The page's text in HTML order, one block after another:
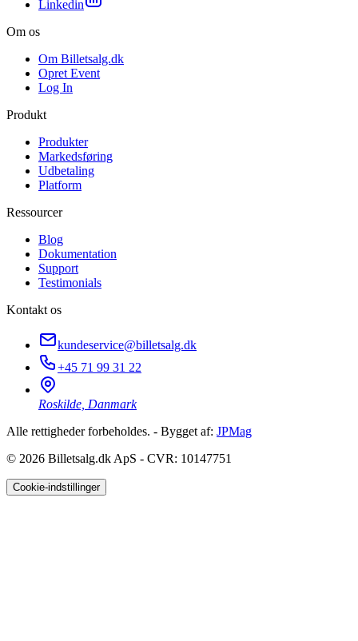
Linkedin
Om os
Om Billetsalg.dk
Opret Event
Log In
Produkt
Produkter
Markedsføring
Udbetaling
Platform
Ressourcer
Blog
Dokumentation
Support
Testimonials
Kontakt os
kundeservice@billetsalg.dk
+45 71 99 31 22
Roskilde, Danmark
Alle rettigheder forbeholdes. - Bygget af: JPMag
© 2026 Billetsalg.dk ApS - CVR: 10147751
Cookie-indstillinger